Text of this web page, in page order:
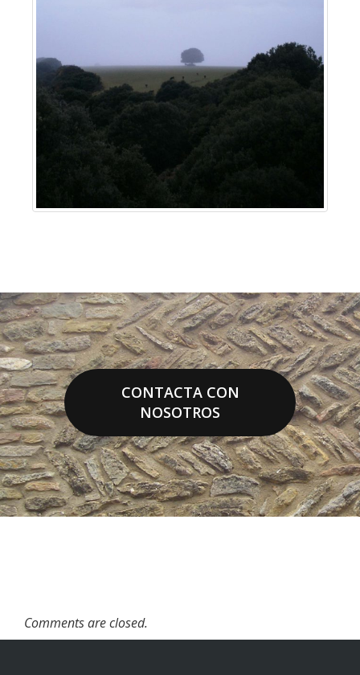
CONTACTA CON
NOSOTROS
Comments are closed.